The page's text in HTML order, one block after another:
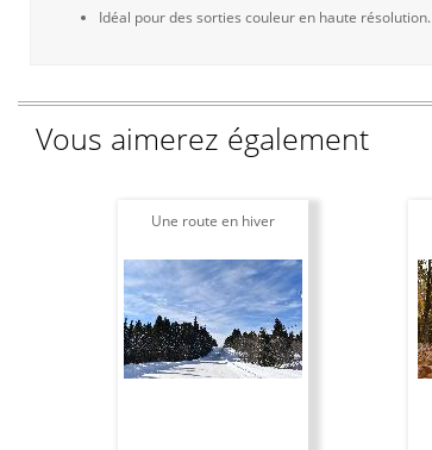
Idéal pour des sorties couleur en haute résolution.
Vous aimerez également
Une route en hiver